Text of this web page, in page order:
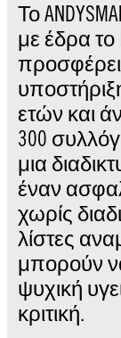
Το
με έδρα
ετών και
300
μια
έναν
χωρίς
λίστες
μπορούν
ψυχική
κριτική.